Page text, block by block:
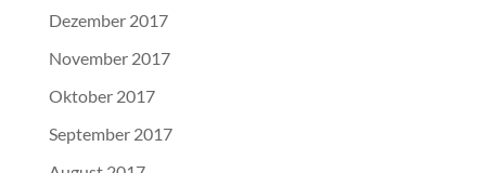
Dezember 2017
November 2017
Oktober 2017
September 2017